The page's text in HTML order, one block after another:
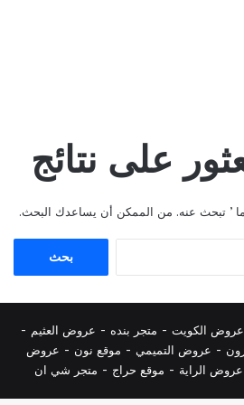
على نتائج
ما ’ تبحث عنه. من الممكن أن يساعدك البحث.
عروض الكويت - متجر بنده - عروض العثيم -
- عروض التميمي - موقع نون - عروض
عروض الراية - موقع حراج - متجر شي ان